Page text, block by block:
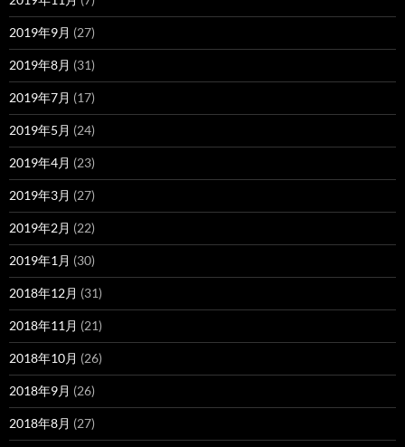
2019年9月 (27)
2019年8月 (31)
2019年7月 (17)
2019年5月 (24)
2019年4月 (23)
2019年3月 (27)
2019年2月 (22)
2019年1月 (30)
2018年12月 (31)
2018年11月 (21)
2018年10月 (26)
2018年9月 (26)
2018年8月 (27)